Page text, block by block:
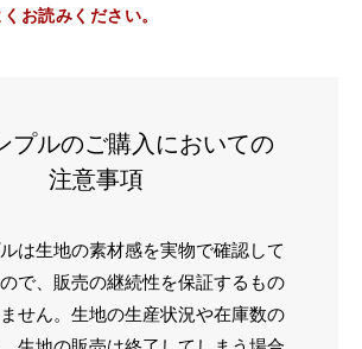
お読みください。
プルのご購入においての
注意事項
は生地の素材感を実物で確認して
で、販売の継続性を保証するもの
せん。生地の生産状況や在庫数の